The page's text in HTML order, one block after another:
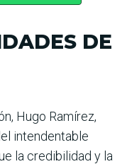
DE
Hugo Ramírez,
intendentable
la credibilidad y la